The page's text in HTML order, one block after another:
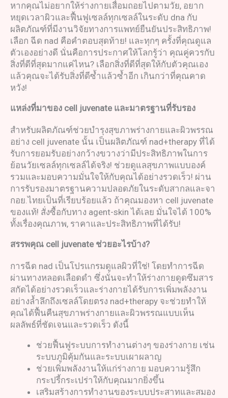
หากคุณไม่อยากให้ร่างกายเสื่อมถอยไปตามวัย, อยาก
หยุดเวลาผิวและฟื้นฟูเซลล์ทุกเซลล์ในระดับ dna กับ
ผลิตภัณฑ์ที่มีงานวิจัยทางการแพทย์ยืนยันประสิทธิภาพ!
เลือก ฉีด nad คือคำตอบสุดท้าย! และทุกๆ ครั้งที่คุณดูแล
ตัวเองอย่างดี นั่นคือการประกาศให้โลกรู้ว่า คุณคู่ควรกับ
สิ่งที่ดีที่สุดมากแค่ไหน? เลือกสิ่งที่ดีที่สุดให้กับตัวคุณเอง
แล้วคุณจะได้รับสิ่งที่ดีซ้ำแล้วซ้ำอีก เกินกว่าที่คุณคาด
หวัง!
แหล่งที่มาของ cell juvenate และมาตรฐานที่รับรอง
สำหรับผลิตภัณฑ์ช่วยบำรุงสุขภาพร่างกายและผิวพรรณ
อย่าง cell juvenate นั้น เป็นผลิตภัณฑ์ nad+therapy ที่ได้
รับการยอมรับอย่างกว้างขวางว่ามีประสิทธิภาพในการ
ย้อนวัยเซลล์ทุกเซลล์ได้จริง! ช่วยดูแลสุขภาพแบบองค์
รวมและมอบความมั่นใจให้กับคุณได้อย่างรวดเร็ว! ผ่าน
การรับรองมาตรฐานความปลอดภัยในระดับสากลและจา
กอย.ไทยเป็นที่เรียบร้อยแล้ว ถ้าคุณมองหา cell juvenate
ของแท้! สั่งซื้อกับทาง agent-skin ได้เลย มั่นใจได้ 100%
ทั้งเรื่องคุณภาพ, ราคาและประสิทธิภาพที่ได้รับ!
สรรพคุณ cell juvenate ช่วยอะไรบ้าง?
การฉีด nad เป็นโปรแกรมดูแลผิวที่ใช่! โดยทำการฉีด
ผ่านทางหลอดเลือดดำ ซึ่งนั่นจะทำให้ร่างกายดูดซึมสาร
สกัดได้อย่างรวดเร็วและร่างกายได้รับการเพิ่มพลังงาน
อย่างล้ำลึกถึงเซลล์โดยตรง nad+therapy จะช่วยทำให้
คุณได้ฟื้นคืนสุขภาพร่างกายและผิวพรรณแบบเห็น
ผลลัพธ์ที่ชัดเจนและรวดเร็ว ดังนี้
ช่วยฟื้นฟูระบบการทำงานต่างๆ ของร่างกาย เช่น
ระบบภูมิคุ้มกันและระบบเผาผลาญ
ช่วยเพิ่มพลังงานให้แก่ร่างกาย มอบความรู้สึก
กระปรี้กระเปร่าให้กับคุณมากยิ่งขึ้น
เสริมสร้างการทำงานของระบบประสาทและสมอง